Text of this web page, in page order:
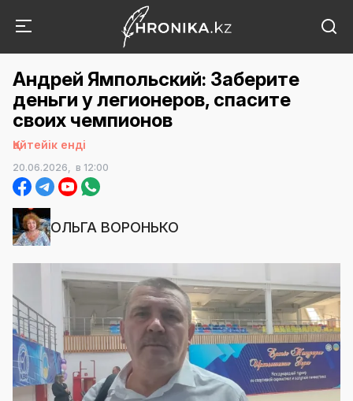
Андрей Ямпольский: Заберите
деньги у легионеров, спасите
своих чемпионов
Қайтейік енді
20.06.2026, в 12:00
ОЛЬГА ВОРОНЬКО